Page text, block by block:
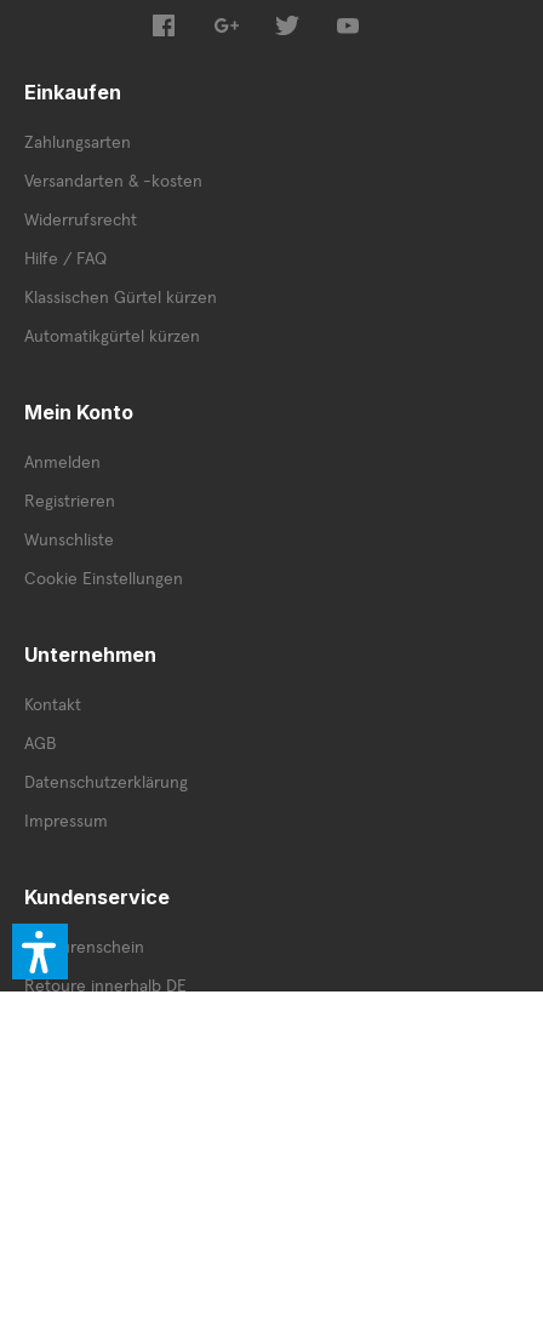
Einkaufen
Zahlungsarten
Versandarten & -kosten
Widerrufsrecht
Hilfe / FAQ
Klassischen Gürtel kürzen
Automatikgürtel kürzen
Mein Konto
Anmelden
Registrieren
Wunschliste
Cookie Einstellungen
Unternehmen
Kontakt
AGB
Datenschutzerklärung
Impressum
Kundenservice
Retourenschein
Retoure innerhalb DE